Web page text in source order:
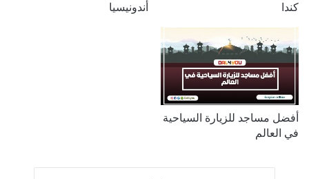
كندا
أندونيسيا
أفضل مساجد للزيارة السياحية
في العالم